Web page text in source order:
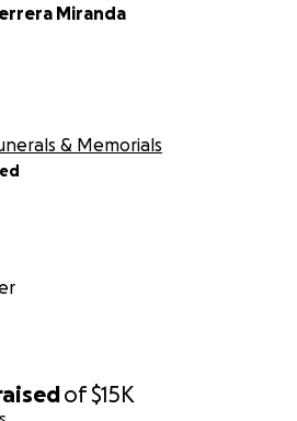
of$15K
Miranda
& Memorials